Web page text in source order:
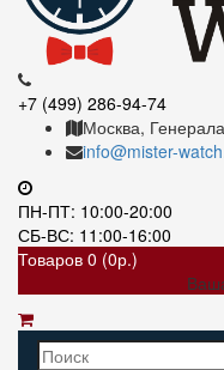
+7 (499) 286-94-74
Москва,
info@mister-
ПН-ПТ: 10:00-20:00
СБ-ВС: 11:00-16:00
Товаров 0 (0р.)